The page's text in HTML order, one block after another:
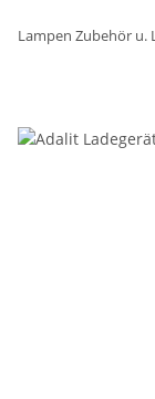
Lampen Zubehör u.